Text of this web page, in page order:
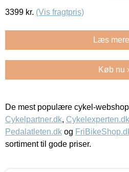
3399 kr. (Vis fragtpris)
Læs
Køb nu
De mest populære cykel-
Cykelpartner.dk, Cykelexperten.dk
Pedalatleten.dk og
sortiment til gode priser.